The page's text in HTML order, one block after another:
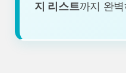
지 리스트까지 완